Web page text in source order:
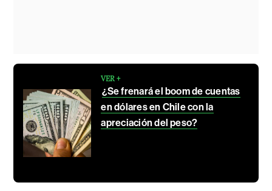
VER +
¿Se frenará el boom de cuentas
en dólares en Chile con la
apreciación del peso?